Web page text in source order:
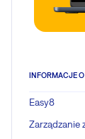
INFORMACJE
Easy8
Zarządzanie